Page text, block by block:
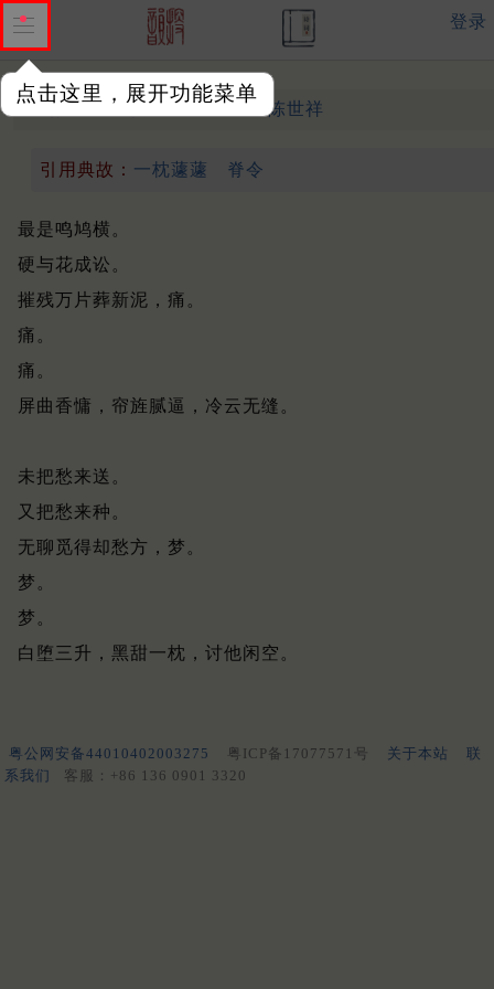
点击这里，展开功能菜单
登录
醉春风 久阴 明末清初 · 陈世祥
引用典故： 一枕蘧蘧 脊令
最是鸣鸠横。
硬与花成讼。
摧残万片葬新泥，痛。
痛。
痛。
屏曲香慵，帘旌腻逼，冷云无缝。
未把愁来送。
又把愁来种。
无聊觅得却愁方，梦。
梦。
梦。
白堕三升，黑甜一枕，讨他闲空。
粤公网安备44010402003275 粤ICP备17077571号 关于本站
联
系我们
客服：+86 136 0901 3320